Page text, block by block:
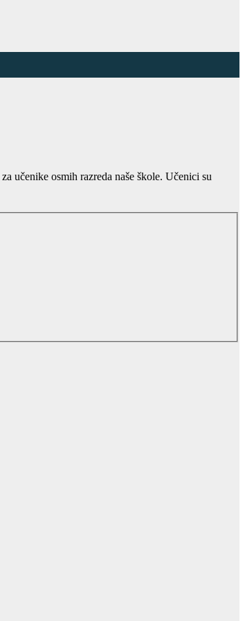
učenike osmih razreda naše škole. Učenici su